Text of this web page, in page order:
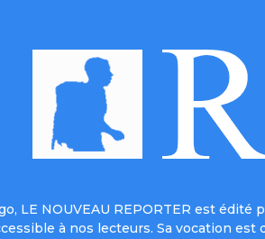
LE NOUVEAU REPORTER est
à nos lecteurs. Sa vocation est